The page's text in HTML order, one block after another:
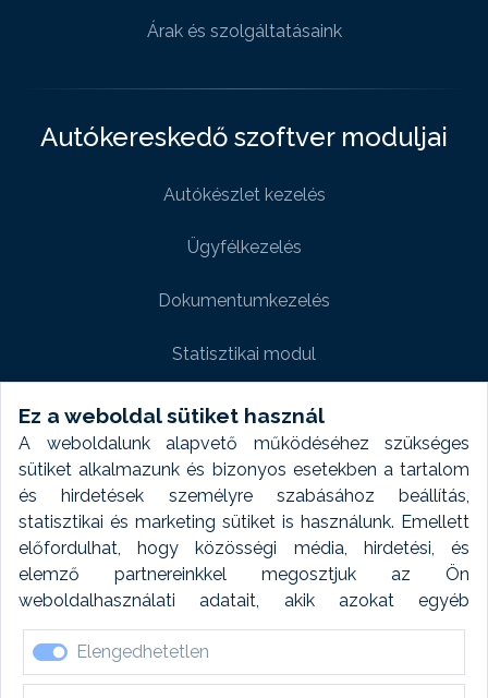
Ez a weboldal sütiket használ
A weboldalunk alapvető működéséhez szükséges
sütiket alkalmazunk és bizonyos esetekben a tartalom
és hirdetések személyre szabásához beállítás,
statisztikai és marketing sütiket is használunk. Emellett
előfordulhat, hogy közösségi média, hirdetési, és
elemző partnereinkkel megosztjuk az Ön
weboldalhasználati adatait, akik azokat egyéb
forrásokból gyűjtött adatokkal kombinálhatják. A sütik
elfogadásával kapcsolatosan naplózást végzünk és
ezen adatokat 6 hónap után automatikusan töröljük. A
Elengedhetetlen
Árak és szolgáltatásaink
Autókereskedő szoftver moduljai
Autókészlet kezelés
Ügyfélkezelés
Dokumentumkezelés
Statisztikai modul
Weboldal modul
Fényképtár extra modul
Autómosó modul
Feladatütemezés